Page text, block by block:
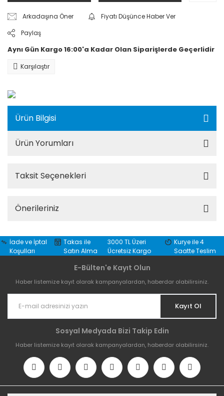
Arkadaşına Öner
Fiyatı Düşünce Haber Ver
Paylaş
Aynı Gün Kargo 16:00'a Kadar Olan Siparişlerde Geçerlidir
Karşılaştır
Ürün Bilgisi
Ürün Yorumları
Taksit Seçenekleri
Önerileriniz
İade ve İptal
Koşulları
Takas ile
Satın Alma
3000 TL Üzeri
Ücretsiz Kargo
Kurye ile 4
Saatte Teslim
E-Bülten'e Kayıt Olun
Haber listemize kayıt olarak kampanyalardan, haberdar olabilirsiniz.
Kayıt Ol
Sosyal Medyada Bizi Takip Edin
Haber listemize kayıt olarak kampanyalardan, haberdar olabilirsiniz.